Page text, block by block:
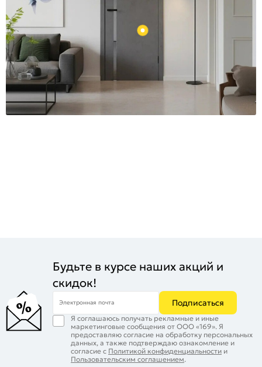
Будьте в курсе наших акций и
скидок!
Электронная почта Подписаться
Я соглашаюсь получать рекламные и иные
маркетинговые сообщения от ООО «169». Я
предоставляю согласие на обработку персональных
данных, а также подтверждаю ознакомление и
согласие с Политикой конфиденциальности и
Пользовательским соглашением.